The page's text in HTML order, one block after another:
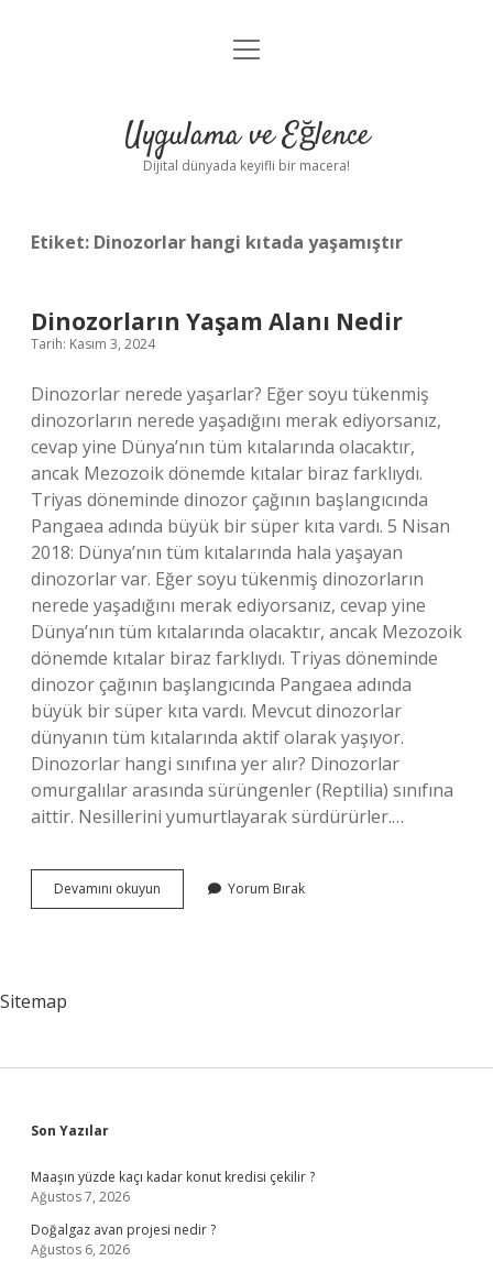
Anasayfa
Yasal Uyarı
menüyü
Uygulama ve Eğlence
Dijital dünyada keyifli bir macera!
Etiket: Dinozorlar hangi kıtada yaşamıştır
Dinozorların Yaşam Alanı Nedir
Tarih: Kasım 3, 2024
Dinozorlar nerede yaşarlar? Eğer soyu tükenmiş
dinozorların nerede yaşadığını merak ediyorsanız,
cevap yine Dünya’nın tüm kıtalarında olacaktır,
ancak Mezozoik dönemde kıtalar biraz farklıydı.
Triyas döneminde dinozor çağının başlangıcında
Pangaea adında büyük bir süper kıta vardı. 5 Nisan
2018: Dünya’nın tüm kıtalarında hala yaşayan
dinozorlar var. Eğer soyu tükenmiş dinozorların
nerede yaşadığını merak ediyorsanız, cevap yine
Dünya’nın tüm kıtalarında olacaktır, ancak Mezozoik
dönemde kıtalar biraz farklıydı. Triyas döneminde
dinozor çağının başlangıcında Pangaea adında
büyük bir süper kıta vardı. Mevcut dinozorlar
dünyanın tüm kıtalarında aktif olarak yaşıyor.
Dinozorlar hangi sınıfına yer alır? Dinozorlar
omurgalılar arasında sürüngenler (Reptilia) sınıfına
aittir. Nesillerini yumurtlayarak sürdürürler.…
Devamını okuyun Dinozorların
Yaşam
Yorum Bırak
Sitemap
Sidebar
Son Yazılar
Maaşın yüzde kaçı kadar konut kredisi çekilir ?
Ağustos 7, 2026
Doğalgaz avan projesi nedir ?
Ağustos 6, 2026